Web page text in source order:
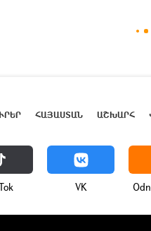
ՀԱՅԱՍՏԱՆ ԱՇԽԱՐՀ
VK